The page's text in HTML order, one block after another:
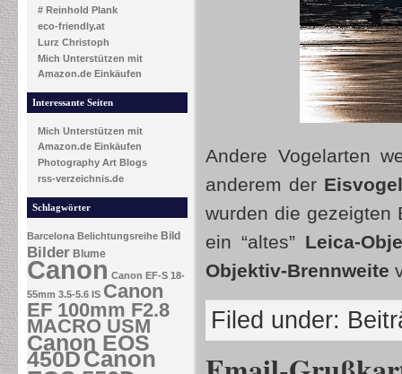
# Reinhold Plank
eco-friendly.at
Lurz Christoph
Mich Unterstützen mit
Amazon.de Einkäufen
Interessante Seiten
Mich Unterstützen mit
Amazon.de Einkäufen
Photography Art Blogs
rss-verzeichnis.de
Schlagwörter
Barcelona Belichtungsreihe Bild
Bilder Blume
Canon Canon EF-S 18-
55mm 3.5-5.6 IS Canon
EF 100mm F2.8
MACRO USM
Canon EOS
450DCanon
Andere Vogelarten
anderem der
wurden die
ein “altes” Leica-
Objektiv-Brennweite
Filed under: